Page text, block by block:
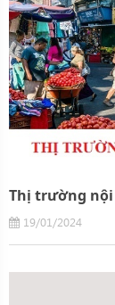
Thị trường
19/01/2024